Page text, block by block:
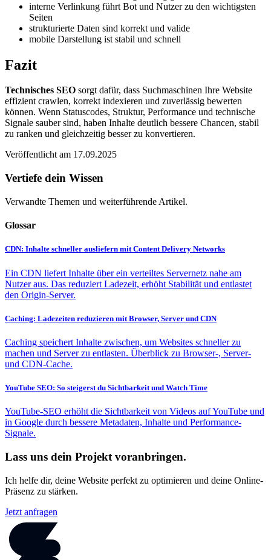
interne Verlinkung führt Bot und Nutzer zu den wichtigsten
Seiten
strukturierte Daten sind korrekt und valide
mobile Darstellung ist stabil und schnell
Fazit
Technisches SEO sorgt dafür, dass Suchmaschinen Ihre Website
effizient crawlen, korrekt indexieren und zuverlässig bewerten
können. Wenn Statuscodes, Struktur, Performance und technische
Signale sauber sind, haben Inhalte deutlich bessere Chancen, stabil
zu ranken und gleichzeitig besser zu konvertieren.
Veröffentlicht am 17.09.2025
Vertiefe dein Wissen
Verwandte Themen und weiterführende Artikel.
Glossar
CDN: Inhalte schneller ausliefern mit Content Delivery Networks
Ein CDN liefert Inhalte über ein verteiltes Servernetz nahe am
Nutzer aus. Das reduziert Ladezeit, erhöht Stabilität und entlastet
den Origin-Server.
Caching: Ladezeiten reduzieren mit Browser, Server und CDN
Caching speichert Inhalte zwischen, um Websites schneller zu
machen und Server zu entlasten. Überblick zu Browser-, Server-
und CDN-Cache.
YouTube SEO: So steigerst du Sichtbarkeit und Watch Time
YouTube-SEO erhöht die Sichtbarkeit von Videos auf YouTube und
in Google durch bessere Metadaten, Inhalte und Performance-
Signale.
Lass uns dein Projekt voranbringen.
Ich helfe dir, deine Website perfekt zu optimieren und deine Online-
Präsenz zu stärken.
Jetzt anfragen